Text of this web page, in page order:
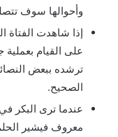
وأحوالها سوف
إذا شاهدت الفتاة
على القيام
ترشده ببعض
الصحيح.
عندما ترى البكر
معروف فيشير